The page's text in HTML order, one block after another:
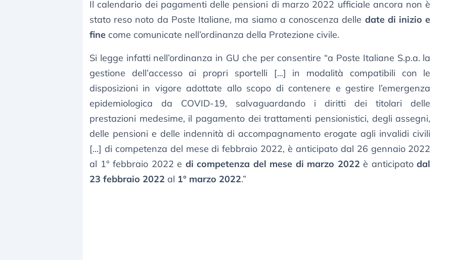
Il calendario dei pagamenti delle pensioni di marzo 2022 ufficiale ancora non è
stato reso noto da Poste Italiane, ma siamo a conoscenza delle date di inizio e
fine come comunicate nell’ordinanza della Protezione civile.
Si legge infatti nell’ordinanza in GU che per consentire “a Poste Italiane S.p.a. la
gestione dell’accesso ai propri sportelli [...] in modalità compatibili con le
disposizioni in vigore adottate allo scopo di contenere e gestire l’emergenza
epidemiologica da COVID-19, salvaguardando i diritti dei titolari delle
prestazioni medesime, il pagamento dei trattamenti pensionistici, degli assegni,
delle pensioni e delle indennità di accompagnamento erogate agli invalidi civili
[...] di competenza del mese di febbraio 2022, è anticipato dal 26 gennaio 2022
al 1° febbraio 2022 e di competenza del mese di marzo 2022 è anticipatodal
23 febbraio 2022 al 1° marzo 2022.”